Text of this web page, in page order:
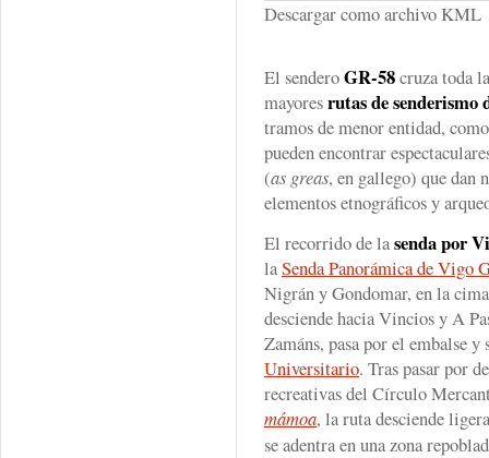
Descargar como archivo KML
El senderoGR-58cruza toda
mayoresrutas de senderismo
tramos de menor entidad,
pueden encontrar
(as greas, en gallego) que dan
elementos etnográficos y
El recorrido de lasenda por
laSenda Panorámica de Vigo
Nigrán y Gondomar, en la
desciende hacia Vincios y A
Zamáns, pasa por el embalse
Universitario. Tras pasar por
recreativas del Círculo
mámoa, la ruta desciende
se adentra en una zona